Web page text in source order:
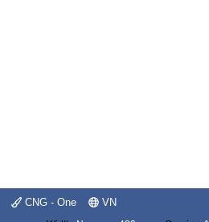
CNG - One VN